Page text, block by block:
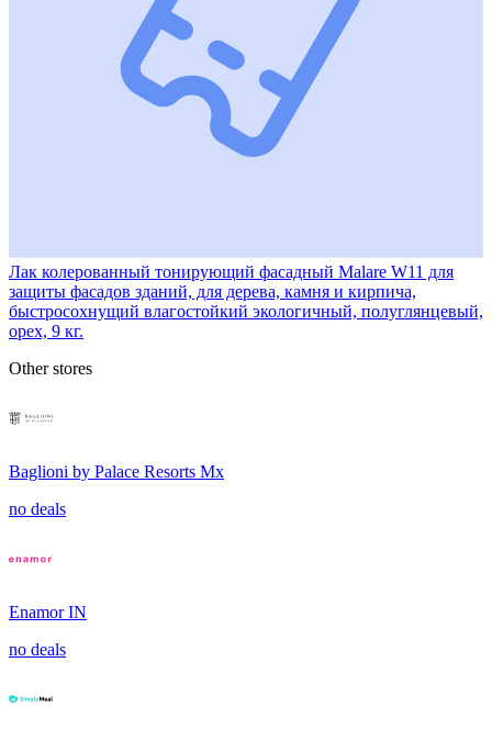
Лак колерованный тонирующий фасадный Malare W11 для
защиты фасадов зданий, для дерева, камня и кирпича,
быстросохнущий влагостойкий экологичный, полуглянцевый,
орех, 9 кг.
Other stores
Baglioni by Palace Resorts Mx
no deals
Enamor IN
no deals